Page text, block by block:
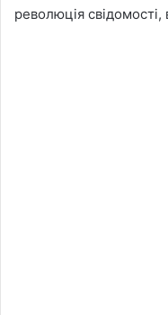
революція свідомості,